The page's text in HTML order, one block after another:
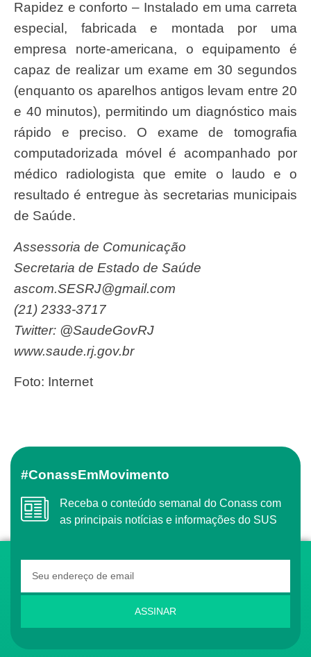
Rapidez e conforto – Instalado em uma carreta
especial, fabricada e montada por uma
empresa norte-americana, o equipamento é
capaz de realizar um exame em 30 segundos
(enquanto os aparelhos antigos levam entre 20
e 40 minutos), permitindo um diagnóstico mais
rápido e preciso. O exame de tomografia
computadorizada móvel é acompanhado por
médico radiologista que emite o laudo e o
resultado é entregue às secretarias municipais
de Saúde.
Assessoria de Comunicação
Secretaria de Estado de Saúde
ascom.SESRJ@gmail.com
(21) 2333-3717
Twitter: @SaudeGovRJ
www.saude.rj.gov.br
Foto: Internet
#ConassEmMovimento
Receba o conteúdo semanal do Conass com
as principais notícias e informações do SUS
ASSINAR